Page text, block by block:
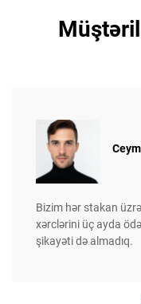
Bizim hər stakan
xərclərini üç ayda
şikayəti də almadıq.